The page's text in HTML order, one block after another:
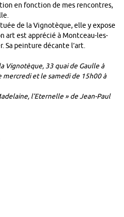
en fonction de mes rencontres,
de la Vignotèque, elle y expose
art est apprécié à Montceau-les-
Sa peinture décante l’art.
Vignotèque, 33 quai de Gaulle à
et le samedi de 15h00 à
l’Eternelle » de Jean-Paul